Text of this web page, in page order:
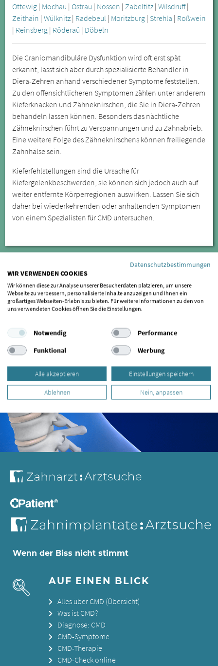
Ottewig | Mochau | Ostrau | Nossen | Zabeltitz | Wilsdruff|
Zeithain | Wülknitz | Radebeul | Moritzburg | Strehla | Roßwein
| Reinsberg | Röderaü | Döbeln
Die Craniomandibuläre Dysfunktion wird oft erst spät
erkannt, lässt sich aber durch spezialisierte Behandler in
Diera-Zehren anhand verschiedener Symptome feststellen.
Zu den offensichtlicheren Symptomen zählen unter anderem
Kieferknacken und Zähneknirschen, die Sie in Diera-Zehren
behandeln lassen können. Besonders das nächtliche
Zähneknirschen führt zu Verspannungen und zu Zahnabrieb.
Eine weitere Folge des Zähneknirschens können freiliegende
Zahnhälse sein.
Kieferfehlstellungen sind die Ursache für
Kiefergelenkbeschwerden, sie können sich jedoch auch auf
weiter entfernte Körperregionen auswirken. Lassen Sie sich
daher bei wiederkehrenden oder anhaltenden Symptomen
von einem Spezialisten für CMD untersuchen.
Wenn der Biss nicht stimmt
AUF EINEN BLICK
Alles über CMD (Übersicht)
Was ist CMD?
Diagnose: CMD
CMD-Symptome
CMD-Therapie
CMD-Check online
Datenschutzbestimmungen
WIR VERWENDEN COOKIES
Wir können diese zur Analyse unserer Besucherdaten platzieren, um unsere
Webseite zu verbessern, personalisierte Inhalte anzuzeigen und Ihnen ein
großartiges Webseiten-Erlebnis zu bieten. Für weitere Informationen zu den von
uns verwendeten Cookies öffnen Sie die Einstellungen.
Notwendig
Performance
Funktional
Werbung
Alle akzeptieren Einstellungen speichern
Ablehnen Nein, anpassen